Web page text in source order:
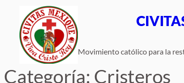
contenido
Movimiento católico para la
Categoría: Cristeros